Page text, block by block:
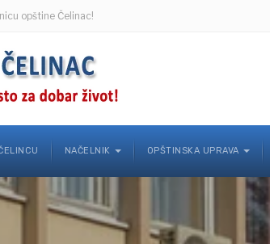
opštine Čelinac!
NAČELNIK OPŠTINSKA UPRAVA